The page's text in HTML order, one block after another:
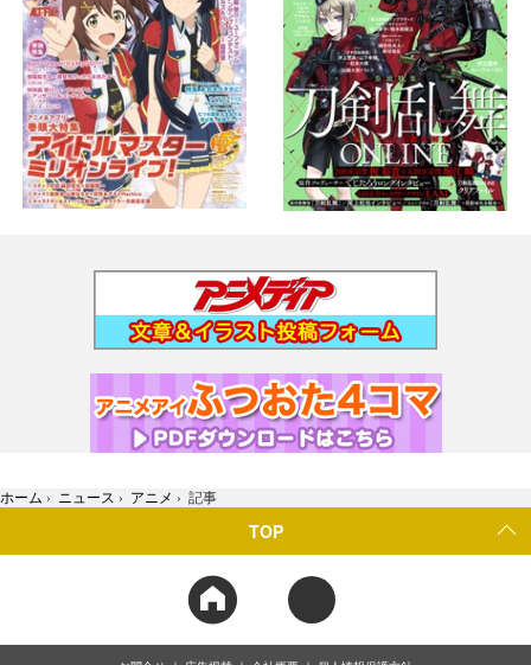
ホーム › ニュース › アニメ › 記事
TOP